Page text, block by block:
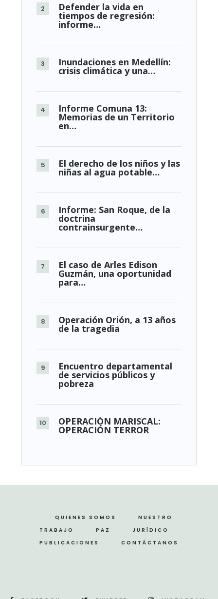
Defender la vida en
tiempos de regresión:
informe…
Inundaciones en Medellín:
crisis climática y una…
Informe Comuna 13:
Memorias de un Territorio
en…
El derecho de los niños y las
niñas al agua potable…
Informe: San Roque, de la
doctrina
contrainsurgente…
El caso de Arles Edison
Guzmán, una oportunidad
para…
Operación Orión, a 13 años
de la tragedia
Encuentro departamental
de servicios públicos y
pobreza
OPERACIÓN MARISCAL:
OPERACIÓN TERROR
QUIENES SOMOS
NUESTRO
TRABAJO
PAZ
JURÍDICO
PUBLICACIONES
CONTÁCTANOS